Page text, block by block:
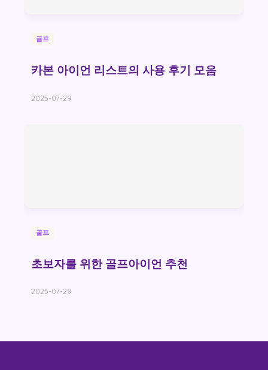
골프
카본 아이언 리스트의 사용 후기 모음
2025-07-29
골프
초보자를 위한 골프아이언 추천
2025-07-29